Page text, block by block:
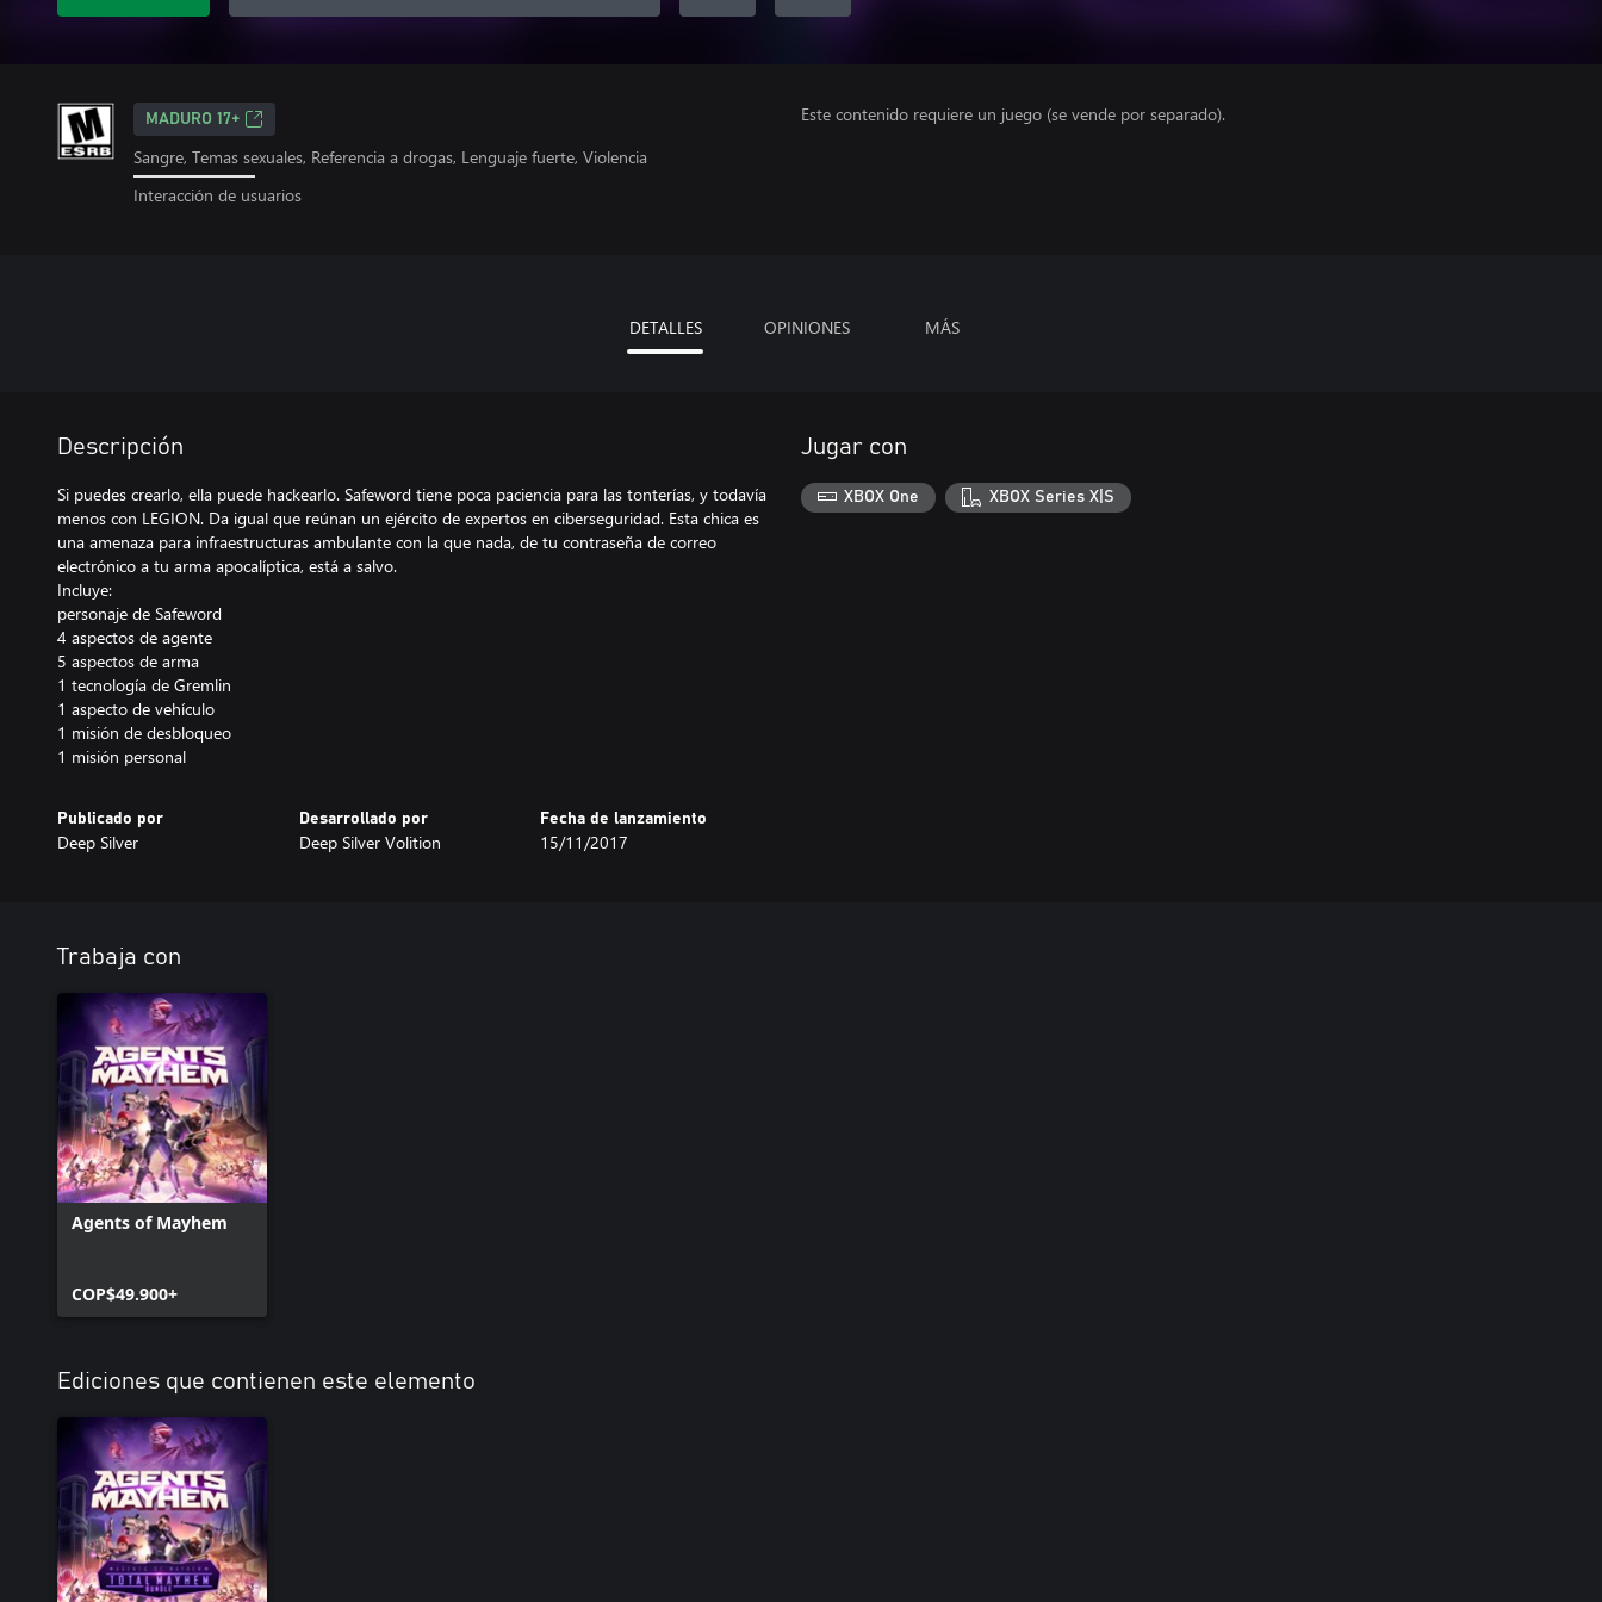
MADURO 17+
Sangre, Temas sexuales, Referencia a drogas, Lenguaje fuerte, Violencia
Interacción de usuarios
Este contenido requiere un juego (se vende por separado).
DETALLES OPINIONES MÁS
Descripción
Si puedes crearlo, ella puede hackearlo. Safeword tiene poca paciencia para las tonterías, y todavía
menos con LEGION. Da igual que reúnan un ejército de expertos en ciberseguridad. Esta chica es
una amenaza para infraestructuras ambulante con la que nada, de tu contraseña de correo
electrónico a tu arma apocalíptica, está a salvo.
Incluye:
personaje de Safeword
4 aspectos de agente
5 aspectos de arma
1 tecnología de Gremlin
1 aspecto de vehículo
1 misión de desbloqueo
1 misión personal
Publicado por
Deep Silver
Desarrollado por
Deep Silver Volition
Fecha de lanzamiento
15/11/2017
Jugar con
XBOX One XBOX Series X|S
Trabaja con
Agents of Mayhem
COP$49.900+
Ediciones que contienen este elemento